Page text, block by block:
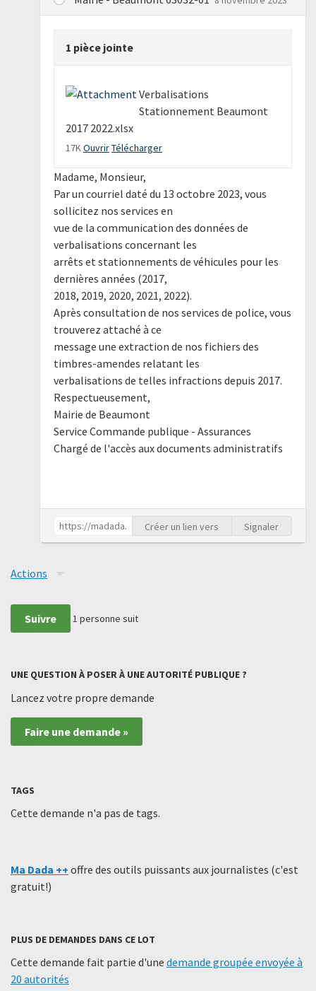
1 pièce jointe
Verbalisations
Stationnement Beaumont
2017 2022.xlsx
17K OuvrirTélécharger
Madame, Monsieur,
Par un courriel daté du 13 octobre 2023, vous
sollicitez nos services en
vue de la communication des données de
verbalisations concernant les
arrêts et stationnements de véhicules pour les
dernières années (2017,
2018, 2019, 2020, 2021, 2022).
Après consultation de nos services de police, vous
trouverez attaché à ce
message une extraction de nos fichiers des
timbres-amendes relatant les
verbalisations de telles infractions depuis 2017.
Respectueusement,
Mairie de Beaumont
Service Commande publique - Assurances
Chargé de l'accès aux documents administratifs
Créer un lien vers Signaler
Actions
Suivre 1 personne suit
UNE QUESTION À POSER À UNE AUTORITÉ PUBLIQUE ?
Lancez votre propre demande
Faire une demande »
TAGS
Cette demande n'a pas de tags.
Ma Dada ++ offre des outils puissants aux journalistes (c'est
gratuit!)
PLUS DE DEMANDES DANS CE LOT
Cette demande fait partie d'une demande groupée envoyée à
20 autorités